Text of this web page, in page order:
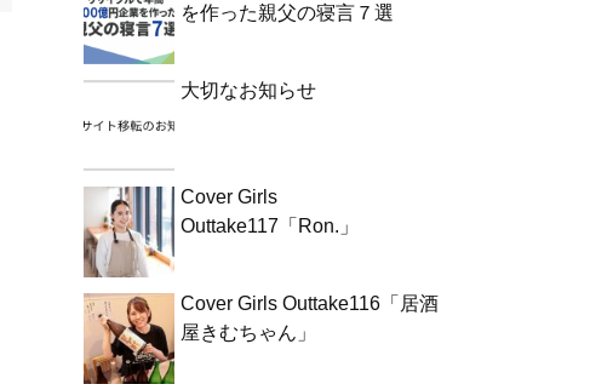
を作った親父の寝言７選
大切なお知らせ
Cover Girls
Outtake117「Ron.」
Cover Girls Outtake116「居酒
屋きむちゃん」